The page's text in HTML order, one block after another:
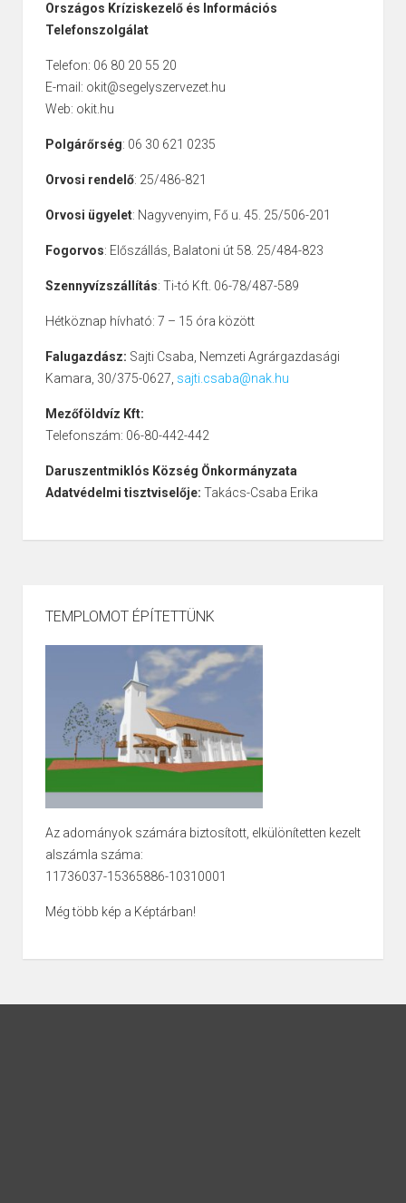
Országos Kríziskezelő és Információs
Telefonszolgálat
Telefon: 06 80 20 55 20
E-mail: okit@segelyszervezet.hu
Web: okit.hu
Polgárőrség: 06 30 621 0235
Orvosi rendelő: 25/486-821
Orvosi ügyelet: Nagyvenyim, Fő u. 45. 25/506-201
Fogorvos: Előszállás, Balatoni út 58. 25/484-823
Szennyvízszállítás: Ti-tó Kft. 06-78/487-589
Hétköznap hívható: 7 – 15 óra között
Falugazdász: Sajti Csaba, Nemzeti Agrárgazdasági
Kamara, 30/375-0627, sajti.csaba@nak.hu
Mezőföldvíz Kft:
Telefonszám: 06-80-442-442
Daruszentmiklós Község Önkormányzata
Adatvédelmi tisztviselője: Takács-Csaba Erika
TEMPLOMOT ÉPÍTETTÜNK
Az adományok számára biztosított, elkülönítetten kezelt
alszámla száma:
11736037-15365886-10310001
Még több kép a Képtárban!